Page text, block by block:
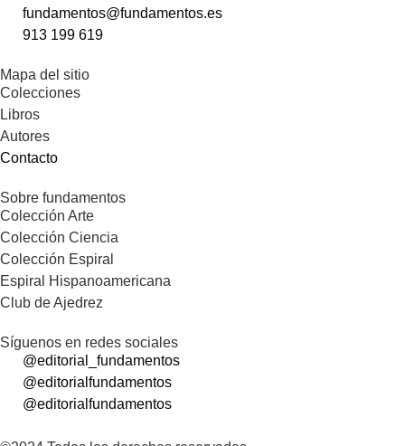
fundamentos@fundamentos.es
913 199 619
Mapa del sitio
Colecciones
Libros
Autores
Contacto
Sobre fundamentos
Colección Arte
Colección Ciencia
Colección Espiral
Espiral Hispanoamericana
Club de Ajedrez
Síguenos en redes sociales
@editorial_fundamentos
@editorialfundamentos
@editorialfundamentos